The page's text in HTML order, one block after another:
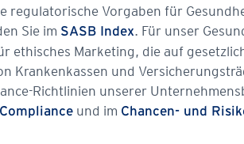
regulatorische Vorgaben für
Sie im SASB Index. Für unser
ethisches Marketing, die auf
Krankenkassen und
Richtlinien unserer
Compliance und im Chancen- und